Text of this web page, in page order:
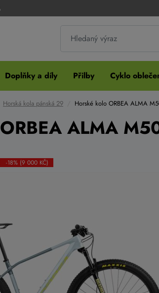
Doplňky a díly Přilby Cyklo
Horská kola pánská 29 Horské kolo ORBEA ALMA
ALMA
-18% (9 000 KČ)